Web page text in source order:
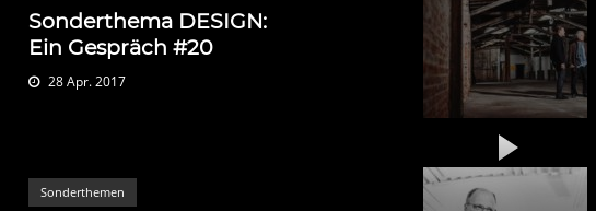
Sonderthema DESIGN:
Ein Gespräch #20
28 Apr. 2017
Sonderthemen